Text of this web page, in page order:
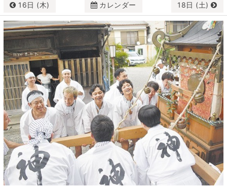
16日 (木) カレンダー 18日 (土)
10月 2025
日 月 火 水 木 金
土
28
29 30 1 2 3
4
5
6 7 8 9 10
11
12
13 14 15 16 17
18
19
20 21 22 23 24
25
26
27 28 29 30 31 1